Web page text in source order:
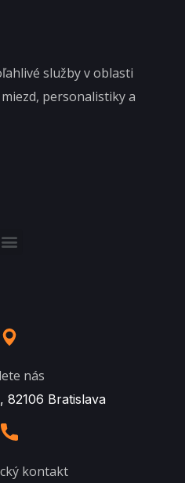
služby v oblasti
personalistiky a
nás
82106 Bratislava
kontakt